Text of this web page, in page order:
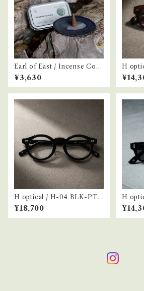
Earl of East / Incense Con
es -Greenhouse-
¥3,630
H
Y
H optical / H-04 BLK-PT.G
RY
¥18,700
H